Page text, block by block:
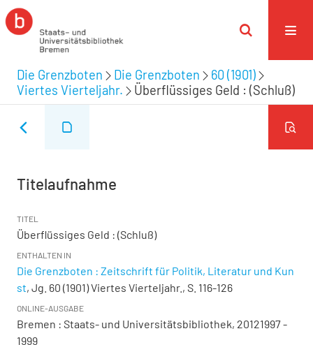
Die Grenzboten Die Grenzboten
60 (1901)
Viertes Vierteljahr.
Überflüssiges Geld : (Schluß)
Titelaufnahme
TITEL
Überflüssiges Geld : (Schluß)
ENTHALTEN IN
Die Grenzboten : Zeitschrift für Politik, Literatur und Kun
st, Jg. 60 (1901) Viertes Vierteljahr., S. 116-126
ONLINE-AUSGABE
Bremen : Staats- und Universitätsbibliothek, 20121997 -
1999